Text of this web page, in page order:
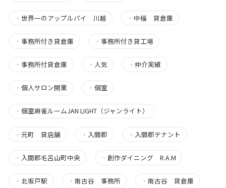
・ 世界一のアップルパイ 川越 ・中福 貸倉庫
・ 事務所付き貸倉庫 ・ 事務所付き貸工場
・ 事務所付貸倉庫 ・ 人気 ・仲介実績
・ 個人サロン開業 ・個室
・ 個室麻雀ルームJAN LIGHT（ジャンライト）
・ 元町 貸店舗 ・ 入間郡 ・ 入間郡テナント
・ 入間郡毛呂山町中央 ・創作ダイニング R.A.M
・ 北坂戸駅 ・南古谷 事務所 ・南古谷 貸倉庫